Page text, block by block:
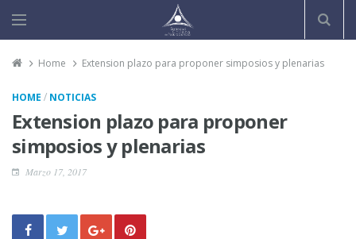
Home Extension plazo para proponer simposios y plenarias
HOME / NOTICIAS
Extension plazo para proponer
simposios y plenarias
Marzo 17, 2017